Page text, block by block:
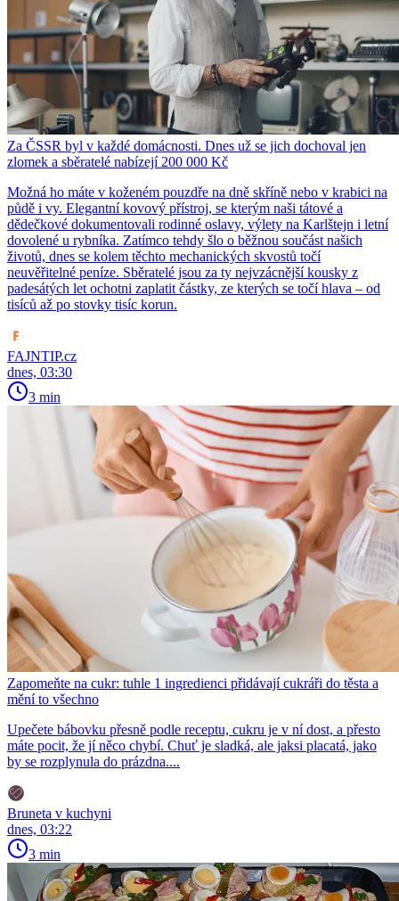
Za ČSSR byl v každé domácnosti. Dnes už se jich dochoval jen
zlomek a sběratelé nabízejí 200 000 Kč
Možná ho máte v koženém pouzdře na dně skříně nebo v krabici na
půdě i vy. Elegantní kovový přístroj, se kterým naši tátové a
dědečkové dokumentovali rodinné oslavy, výlety na Karlštejn i letní
dovolené u rybníka. Zatímco tehdy šlo o běžnou součást našich
životů, dnes se kolem těchto mechanických skvostů točí
neuvěřitelné peníze. Sběratelé jsou za ty nejvzácnější kousky z
padesátých let ochotni zaplatit částky, ze kterých se točí hlava – od
tisíců až po stovky tisíc korun.
FAJNTIP.cz
dnes, 03:30
3 min
Zapomeňte na cukr: tuhle 1 ingredienci přidávají cukráři do těsta a
mění to všechno
Upečete bábovku přesně podle receptu, cukru je v ní dost, a přesto
máte pocit, že jí něco chybí. Chuť je sladká, ale jaksi placatá, jako
by se rozplynula do prázdna....
Bruneta v kuchyni
dnes, 03:22
3 min